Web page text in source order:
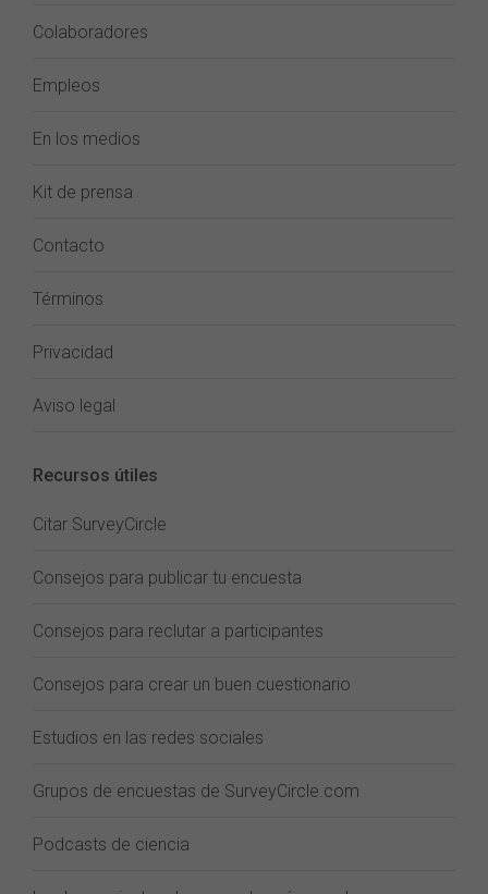
Colaboradores
Empleos
En los medios
Kit de prensa
Contacto
Términos
Privacidad
Aviso legal
Recursos útiles
Citar SurveyCircle
Consejos para publicar tu encuesta
Consejos para reclutar a participantes
Consejos para crear un buen cuestionario
Estudios en las redes sociales
Grupos de encuestas de SurveyCircle.com
Podcasts de ciencia